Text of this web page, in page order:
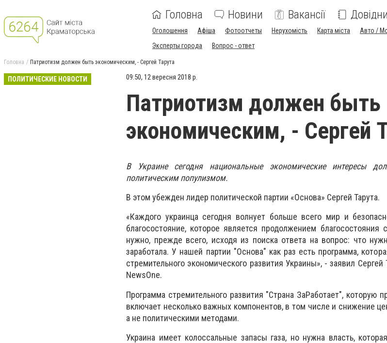
Головна Новини Вакансії
Оголошення Афіша Фотоотчеты Нерухомість Карта міста Авто /
Эксперты города
Вопрос - ответ
Головна Патриотизм должен быть экономическим, - Сергей Тарута
ПОЛИТИЧЕСКИЕ НОВОСТИ 09:50, 12 вересня 2018 р.
Патриотизм должен быть
экономическим, - Сергей
В Украине сегодня национальные экономические интересы
политическим популизмом.
В этом убежден лидер политической партии «Основа» Сергей Тарута.
«Каждого украинца сегодня волнует больше всего мир и
благосостояние, которое является продолжением
нужно, прежде всего, исходя из поиска ответа на вопрос: что
заработала. У нашей партии "Основа" как раз есть программа,
стремительного экономического развития Украины», - заявил Сергей
NewsOne.
Программа стремительного развития "Страна ЗаРаботает", которую
включает несколько важных компонентов, в том числе и снижение
а не политическими методами.
Украина имеет колоссальные запасы газа, но нужна власть,